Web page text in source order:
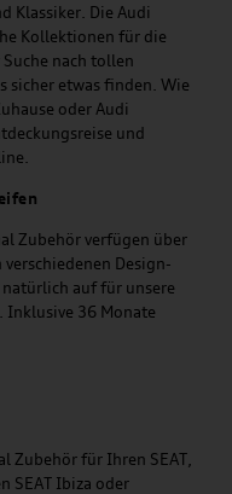
Klassiker. Die Audi
Kollektionen für die
nach tollen
sicher etwas finden. Wie
oder Audi
und
Zubehör verfügen über
Design-
auf für unsere
36 Monate
Zubehör für Ihren SEAT,
SEAT Ibiza oder